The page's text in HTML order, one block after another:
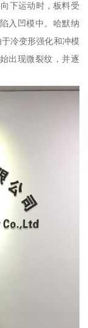
下运动时，板料受
入凹模中。哈默纳
冷变形强化和冲模
出现微裂纹，并逐